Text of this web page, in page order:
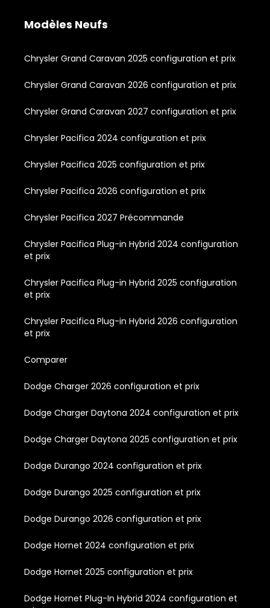
Modèles Neufs
Chrysler Grand Caravan 2025 configuration et prix
Chrysler Grand Caravan 2026 configuration et prix
Chrysler Grand Caravan 2027 configuration et prix
Chrysler Pacifica 2024 configuration et prix
Chrysler Pacifica 2025 configuration et prix
Chrysler Pacifica 2026 configuration et prix
Chrysler Pacifica 2027 Précommande
Chrysler Pacifica Plug-in Hybrid 2024 configuration
et prix
Chrysler Pacifica Plug-in Hybrid 2025 configuration
et prix
Chrysler Pacifica Plug-in Hybrid 2026 configuration
et prix
Comparer
Dodge Charger 2026 configuration et prix
Dodge Charger Daytona 2024 configuration et prix
Dodge Charger Daytona 2025 configuration et prix
Dodge Durango 2024 configuration et prix
Dodge Durango 2025 configuration et prix
Dodge Durango 2026 configuration et prix
Dodge Hornet 2024 configuration et prix
Dodge Hornet 2025 configuration et prix
Dodge Hornet Plug-In Hybrid 2024 configuration et